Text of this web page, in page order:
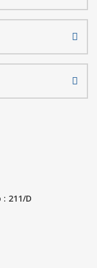
211/D